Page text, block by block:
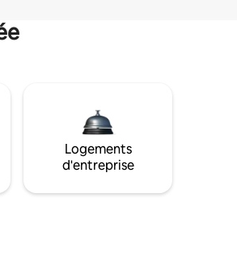
Logements
d'entreprise